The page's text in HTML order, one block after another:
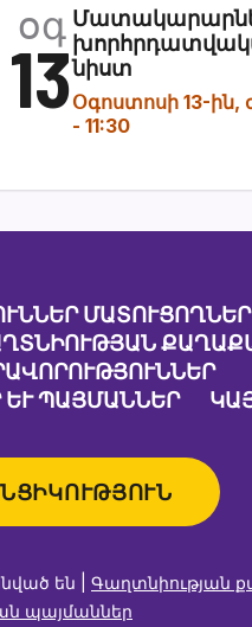
օգ
13նիստ
Օգոստոսի 13-ին,
- 11:30
ՄԱՏՈՒՑՈՂՆԵՐ
ՊԱՅՄԱՆՆԵՐ
են | Գաղտնիության
պայմաններ